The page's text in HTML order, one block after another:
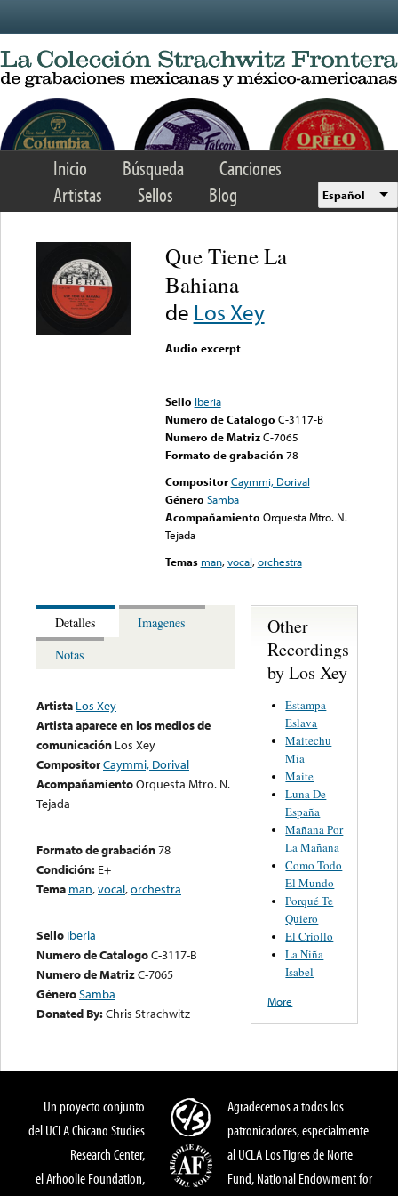
Inicio Búsqueda
Canciones
Artistas
Sellos Blog Español
Que Tiene La
Bahiana
de Los Xey
Audio excerpt
Sello Iberia
Numero de Catalogo C-3117-B
Numero de Matriz C-7065
Formato de grabación 78
Compositor Caymmi, Dorival
Género Samba
Acompañamiento Orquesta Mtro. N.
Tejada
Temas man,vocal,orchestra
Detalles
Imagenes
Notas
Artista Los Xey
Artista aparece en los medios de
comunicación Los Xey
CompositorCaymmi, Dorival
AcompañamientoOrquesta Mtro. N.
Tejada
Formato de grabación78
Condición: E+
Tema man,vocal,orchestra
Sello Iberia
Numero de CatalogoC-3117-B
Numero de MatrizC-7065
GéneroSamba
Donated By:Chris Strachwitz
Other
Recordings
by Los Xey
Estampa
Eslava
Maitechu
Mia
Maite
Luna De
España
Mañana Por
La Mañana
Como Todo
El Mundo
Porqué Te
Quiero
El Criollo
La Niña
Isabel
More
Un proyecto conjunto
del UCLA Chicano Studies
Research Center,
el Arhoolie Foundation,
Agradecemos a todos los
patronicadores, especialmente
al UCLA Los Tigres de Norte
Fund, National Endowment for